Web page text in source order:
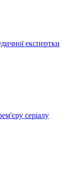
експертки
серіалу